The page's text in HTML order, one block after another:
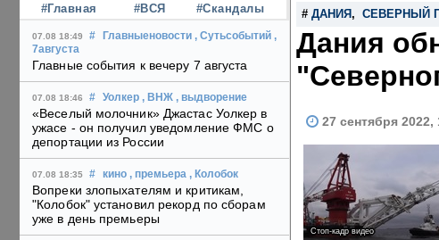
#Главная
#ВСЯ #Скандалы
07.08 18:49 # Главныеновости , Сутьсобытий ,
7августа
Главные события к вечеру 7 августа
07.08 18:46 # Уолкер , ВНЖ , выдворение
«Веселый молочник» Джастас Уолкер в
ужасе - он получил уведомление ФМС о
депортации из России
07.08 18:35 # кино , премьера , Колобок
Вопреки злопыхателям и критикам,
"Колобок" установил рекорд по сборам
уже в день премьеры
# ДАНИЯ , СЕВЕРНЫЙ
Дания
27 сентября 2022,
Стоп-кадр видео